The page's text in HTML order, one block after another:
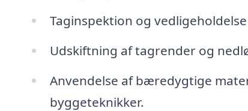
Taginspektion og
Udskiftning af tagrender og
Anvendelse af bæredygtige
byggeteknikker.